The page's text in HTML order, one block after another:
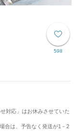
598
対応」はお休みさせていた
合は、予告なく発送が1－2